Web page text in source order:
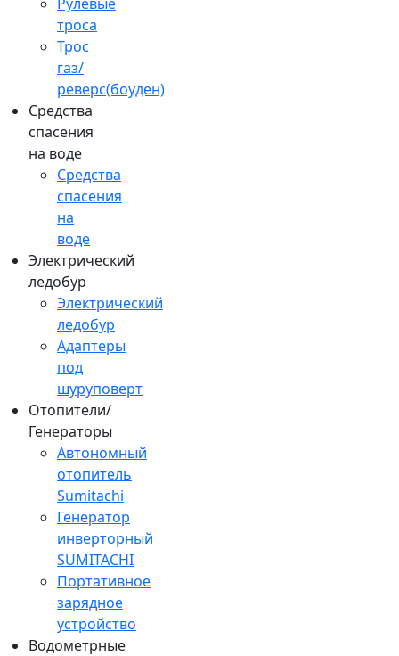
троса
Трос
газ/
реверс(боуден)
Средства
спасения
на воде
Средства
спасения
на
воде
Электрический
ледобур
Электрический
ледобур
Адаптеры
под
шуруповерт
Отопители/
Генераторы
Автономный
отопитель
Sumitachi
Генератор
инверторный
SUMITACHI
Портативное
зарядное
устройство
Водометрные